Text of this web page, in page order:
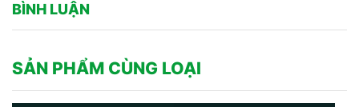
BÌNH LUẬN
SẢN PHẨM CÙNG LOẠI